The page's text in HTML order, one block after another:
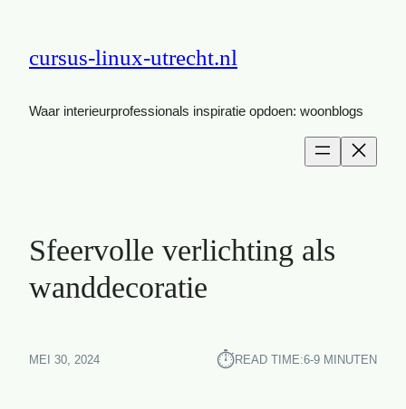
cursus-linux-utrecht.nl
Waar interieurprofessionals inspiratie opdoen: woonblogs
Sfeervolle verlichting als
wanddecoratie
MEI 30, 2024 ⏱︎READ TIME:6-9 MINUTEN